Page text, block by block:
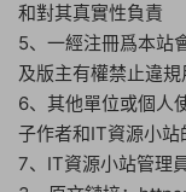
和對其真實性負責
5、一經注冊爲本站
及版主有權禁止違規
6、其他單位或個人
子作者和IT資源小站
7、IT資源小站管理